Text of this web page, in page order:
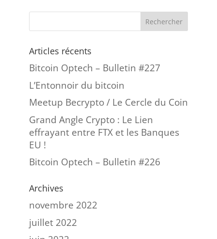
Articles récents
Bitcoin Optech – Bulletin #227
L’Entonnoir du bitcoin
Meetup Becrypto / Le Cercle du Coin
Grand Angle Crypto : Le Lien
effrayant entre FTX et les Banques
EU !
Bitcoin Optech – Bulletin #226
Archives
novembre 2022
juillet 2022